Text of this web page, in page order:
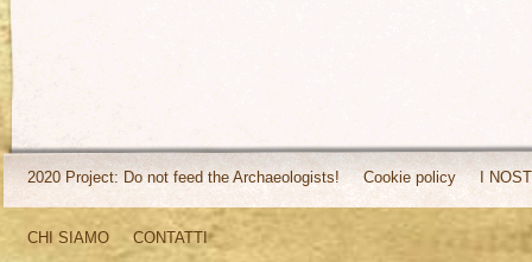
2020 Project: Do not feed the Archaeologists! Cookie policy I
CHI SIAMO CONTATTI